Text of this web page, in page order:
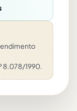
8.078/1990.